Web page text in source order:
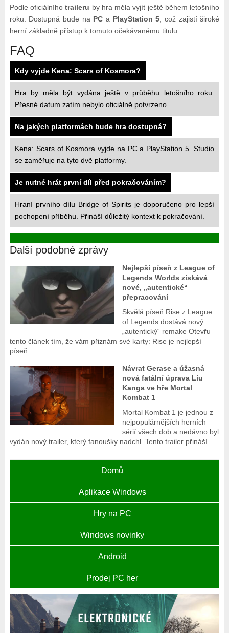
Podle oficiálníhotraileru by hra měla vyjít ještě během letošního
roku. Dostupná bude na PC a PlayStation 5 , což zajistí široké
herní základně přístup k tomuto očekávanému titulu.
FAQ
Kdy vyjde Kena: Scars of Kosmora?
Hra by měla být vydána ještě v průběhu letošního roku.
Přesné datum zatím nebylo oficiálně potvrzeno.
Na jakých platformách bude hra dostupná?
Kena: Scars of Kosmora vyjde na PC a PlayStation 5. Studio
se zaměřuje na tyto dvě platformy.
Je nutné hrát první díl před pokračováním?
Hraní prvního dílu Bridge of Spirits je doporučeno pro lepší
pochopení příběhu. Přináší důležitý kontext k pokračování.
Další podobné zprávy
Nejlepší píseň z League of
Legends Worlds získává
nové, „autentické“
přepracování
Skvělá píseň Rise z League
of Legends dostává nový
„autentický“ remake Otevřu
tento článek tím, že vám přiznám své karty: Rise je nejlepší
píseň
Návrat Gerase a úžasná
nová fatální úprava Liu
Kanga ve hře Mortal
Kombat 1
Mortal Kombat 1 je jednou z
nejpopulárnějších herních
sérií všech dob a nedávno byl
vydán nový trailer, který fanoušky nadchl. Tento trailer přináší
Domů
Aplikace Windows
Hry na PC
Windows novinky
Android
Prodej PC her